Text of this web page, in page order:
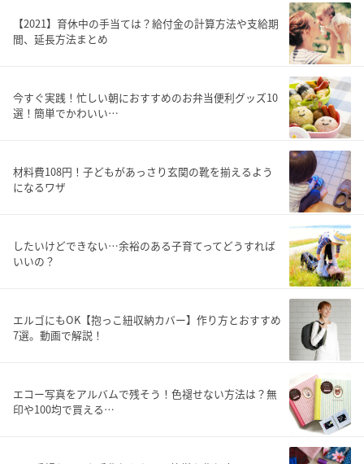
【2021】育休中の手当ては？給付金の計算方法や支給期
間、延長方法まとめ
今すぐ実践！忙しい朝におすすめのお弁当便利グッズ10
選！簡単でかわいい…
材料費108円！子どもがあっさり玄関の靴を揃えるよう
になるワザ
したいけどできない…余裕のある子育てってどうすれば
いいの？
エルゴにもOK【抱っこ紐収納カバー】作り方とおすすめ
7選。動画で解説！
エコー写真をアルバムで残そう！色褪せない方法は？無
印や100均で買える…